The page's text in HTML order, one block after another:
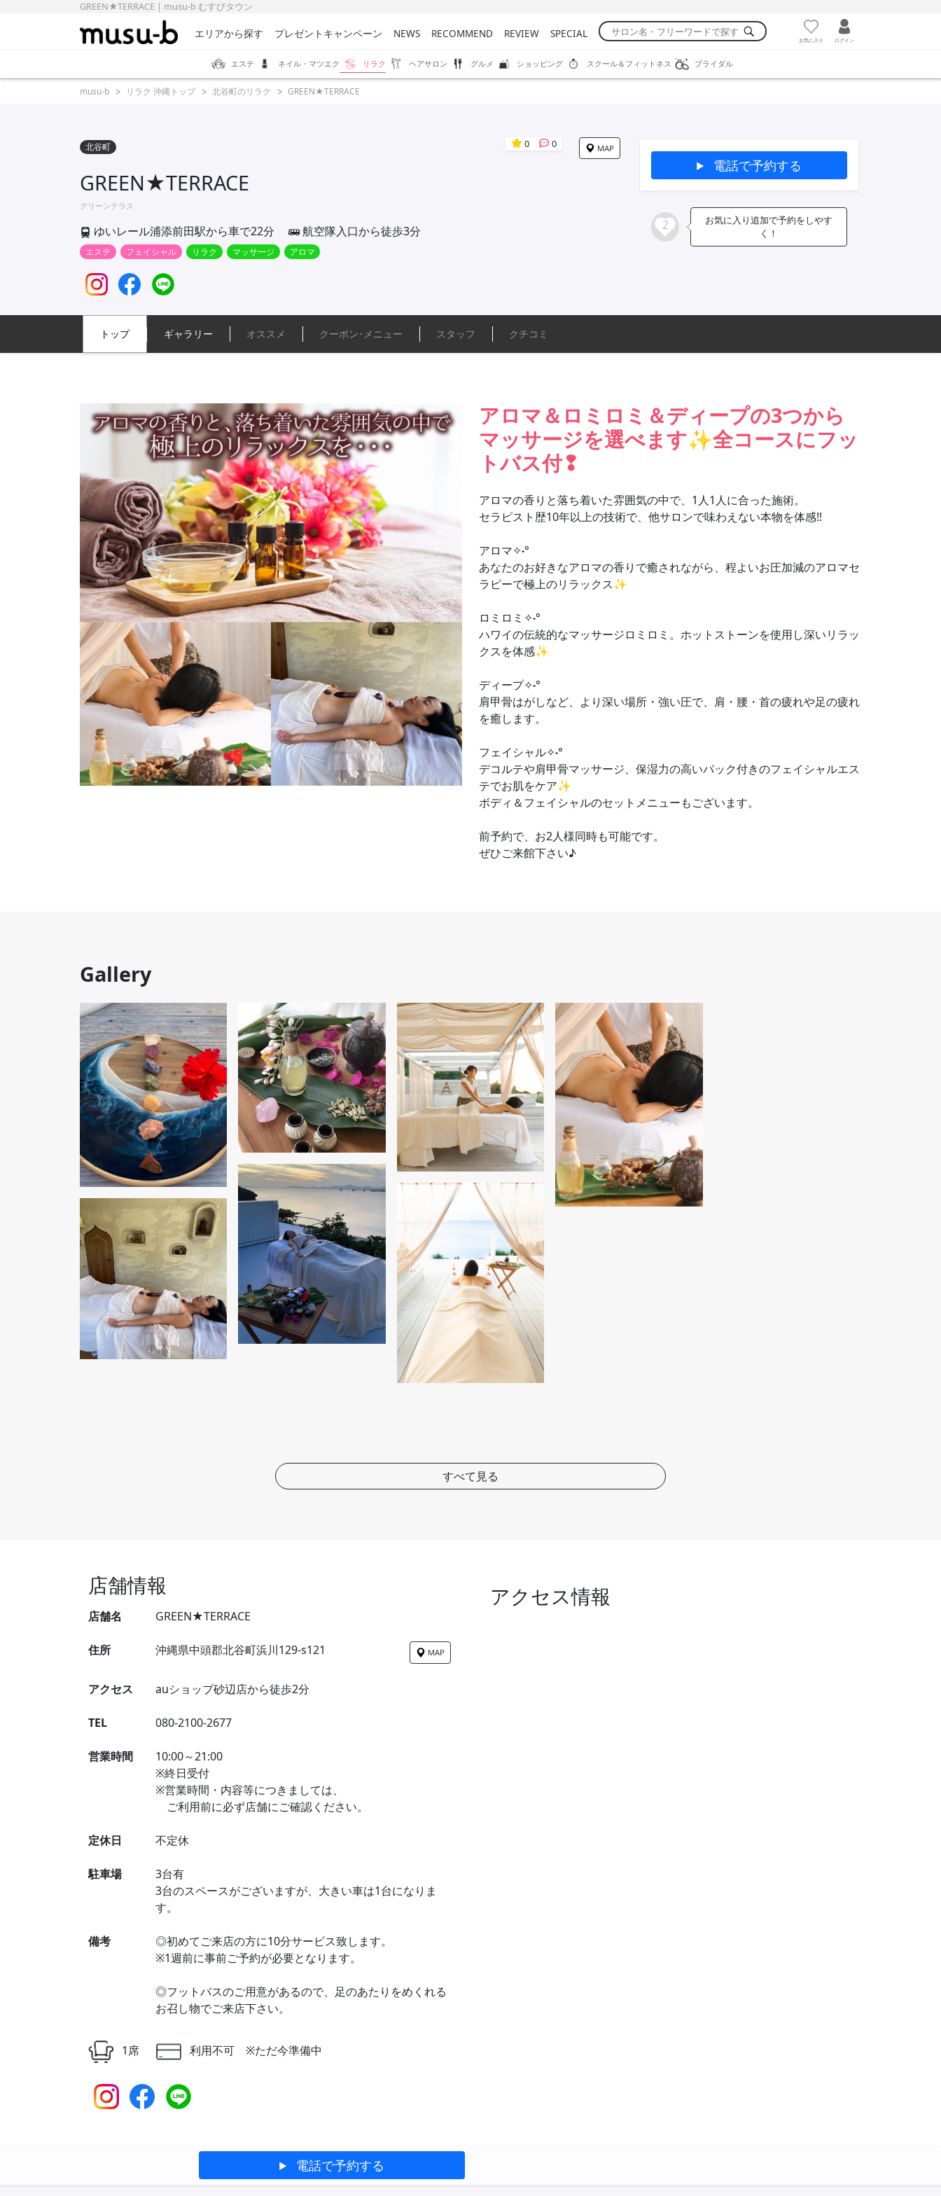
GREEN★TERRACE | musu-b むすびタウン
エリアから探す プレゼントキャンペーン NEWS RECOMMEND REVIEW SPECIAL お気に入り ログイン
エステ ネイル・マツエク リラク ヘアサロン グルメ ショッピング スクール＆フィットネス ブライダル
musu-b リラク 沖縄トップ 北谷町のリラク GREEN★TERRACE
北谷町 0 0 MAP
GREEN★TERRACE
グリーンテラス
ゆいレール浦添前田駅から車で22分 航空隊入口から徒歩3分
エステ フェイシャル リラク マッサージ アロマ
電話で予約する
2
お気に入り追加で予約をしやす
く！
トップ ギャラリー オススメ クーポン･ メニュー スタッフ クチコミ
アロマ＆ロミロミ＆ディープの3つから
マッサージを選べます✨全コースにフッ
トバス付❢
アロマの香りと落ち着いた雰囲気の中で、1人1人に合った施術。
セラピスト歴10年以上の技術で、他サロンで味わえない本物を体感!!
アロマ✧˖°
あなたのお好きなアロマの香りで癒されながら、程よいお圧加減のアロマセ
ラピーで極上のリラックス✨
ロミロミ✧˖°
ハワイの伝統的なマッサージロミロミ。ホットストーンを使用し深いリラッ
クスを体感✨
ディープ✧˖°
肩甲骨はがしなど、より深い場所・強い圧で、肩・腰・首の疲れや足の疲れ
を癒します。
フェイシャル✧˖°
デコルテや肩甲骨マッサージ、保湿力の高いパック付きのフェイシャルエス
テでお肌をケア✨
ボディ＆フェイシャルのセットメニューもございます。
前予約で、お2人様同時も可能です。
ぜひご来館下さい♪
Gallery
すべて見る
店舗情報
店舗名 GREEN★TERRACE
住所 沖縄県中頭郡北谷町浜川129-s121 MAP
アクセス auショップ砂辺店から徒歩2分
TEL 080-2100-2677
営業時間
10:00～21:00
※終日受付
※営業時間・内容等につきましては、
ご利用前に必ず店舗にご確認ください。
定休日 不定休
駐車場
3台有
3台のスペースがございますが、大きい車は1台になりま
す。
備考
◎初めてご来店の方に10分サービス致します。
※1週前に事前ご予約が必要となります。
◎フットバスのご用意があるので、足のあたりをめくれる
お召し物でご来店下さい。
1席 利用不可 ※ただ今準備中
アクセス情報
電話で予約する